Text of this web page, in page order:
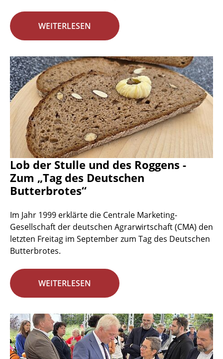
WEITERLESEN
Lob der Stulle und des Roggens -
Zum „Tag des Deutschen
Butterbrotes“
Im Jahr 1999 erklärte die Centrale Marketing-
Gesellschaft der deutschen Agrarwirtschaft (CMA) den
letzten Freitag im September zum Tag des Deutschen
Butterbrotes.
WEITERLESEN